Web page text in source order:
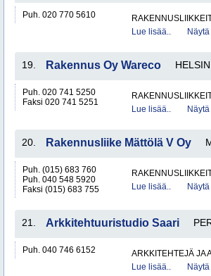
Puh. 020 770 5610
Lue lisää..
19. Rakennus Oy Wareco
Puh. 020 741 5250
Faksi 020 741 5251
Lue lisää..
20. Rakennusliike Mättölä V Oy
Puh. (015) 683 760
Puh. 040 548 5920
Faksi (015) 683 755
Lue lisää..
21. Arkkitehtuuristudio Saari
Puh. 040 746 6152
ARKKITEHTEJÄ JA
Lue lisää..